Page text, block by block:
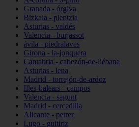
Granada - órgiva
Bizkaia - plentzia
Asturias - valdés
Valencia - burjassot
ávila - piedralaves
Girona - la-jonquera
Cantabria - cabezón-de-liébana
Asturias - lena
Madrid - torrejón-de-ardoz
Illes-balears - campos
Valencia - sagunt
Madrid - cercedilla
Alicante - petrer
Lugo - guitiriz